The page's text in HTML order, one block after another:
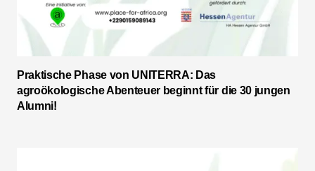
Praktische Phase von UNITERRA: Das
agroökologische Abenteuer beginnt für die 30 jungen
Alumni!